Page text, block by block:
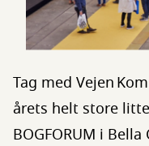
Tag med Vejen
årets helt store
BOGFORUM i